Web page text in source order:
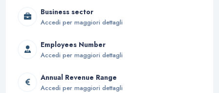
Business sector
Accedi per maggiori dettagli
Employees Number
Accedi per maggiori dettagli
Annual Revenue Range
Accedi per maggiori dettagli